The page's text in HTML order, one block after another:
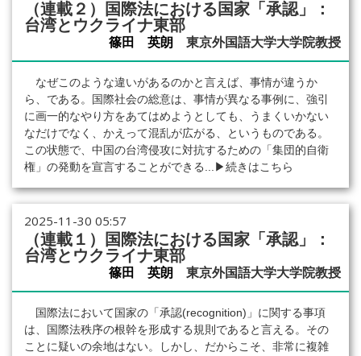
（連載２）国際法における国家「承認」：
台湾とウクライナ東部
篠田 英朗 東京外国語大学大学院教授
なぜこのような違いがあるのかと言えば、事情が違うか
ら、である。国際社会の総意は、事情が異なる事例に、強引
に画一的なやり方をあてはめようとしても、うまくいかない
なだけでなく、かえって混乱が広がる、というものである。
この状態で、中国の台湾侵攻に対抗するための「集団的自衛
権」の発動を宣言することができる...
▶続きはこちら
2025-11-30 05:57
（連載１）国際法における国家「承認」：
台湾とウクライナ東部
篠田 英朗 東京外国語大学大学院教授
国際法において国家の「承認(recognition)」に関する事項
は、国際法秩序の根幹を形成する規則であると言える。その
ことに疑いの余地はない。しかし、だからこそ、非常に複雑